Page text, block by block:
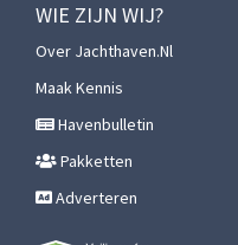
WIE ZIJN WIJ?
Over Jachthaven.nl
Maak Kennis
Havenbulletin
Pakketten
Adverteren